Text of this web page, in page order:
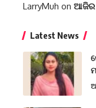
LarryMuh on ଆଜିର
Latest News